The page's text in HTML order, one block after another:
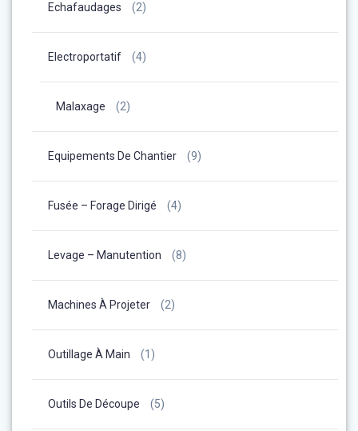
Echafaudages (2)
Electroportatif (4)
Malaxage (2)
Equipements De Chantier (9)
Fusée – Forage Dirigé (4)
Levage – Manutention (8)
Machines À Projeter (2)
Outillage À Main (1)
Outils De Découpe (5)